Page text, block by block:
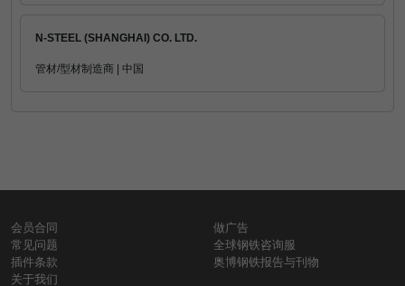
N-STEEL (SHANGHAI) CO. LTD.
管材/型材制造商 | 中国
会员合同
常见问题
插件条款
关于我们
做广告
全球钢铁咨询服
奥博钢铁报告与刊物